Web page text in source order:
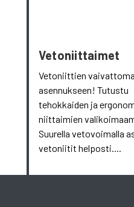
Vetoniittaimet
Vetoniittien
asennukseen! Tutustu
tehokkaiden ja
niittaimien
Suurella vetovoimalla
vetoniitit helposti....